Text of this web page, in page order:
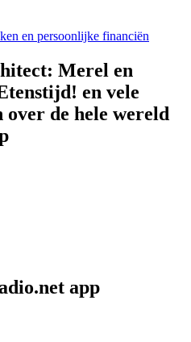
en persoonlijke financiën
Merel en
en vele
over de hele wereld
app